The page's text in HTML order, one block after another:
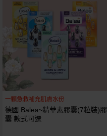
一顆急救補充肌膚水份
德國 Balea~精華素膠囊(7粒裝)膠
囊 款式可選